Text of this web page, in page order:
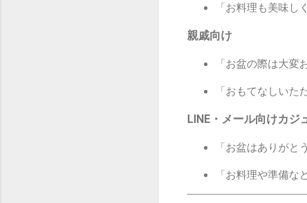
「お料理も美味し
親戚向け
「お盆の際は大
「おもてなしい
LINE・メール向けカジ
「お盆はありがと
「お料理や準備な